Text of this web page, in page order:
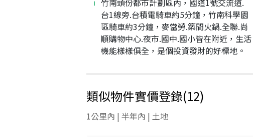
竹南頭份都市計劃區內，國道1號交流道.
台1線旁.台積電騎車約5分鐘，竹南科學園
區騎車約3分鐘，麥當勞.築間火鍋.全聯.尚
順購物中心.夜市.國中.國小皆在附近，生活
機能樣樣俱全，是個投資發財的好標地。
類似物件實價登錄(12)
1公里內 | 半年內 | 土地